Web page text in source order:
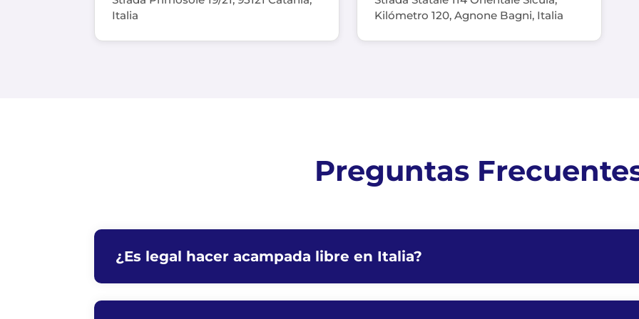
Italia
Kilómetro 120, Agnone Bagni, Italia
Preguntas
¿Es legal hacer acampada libre en Italia?